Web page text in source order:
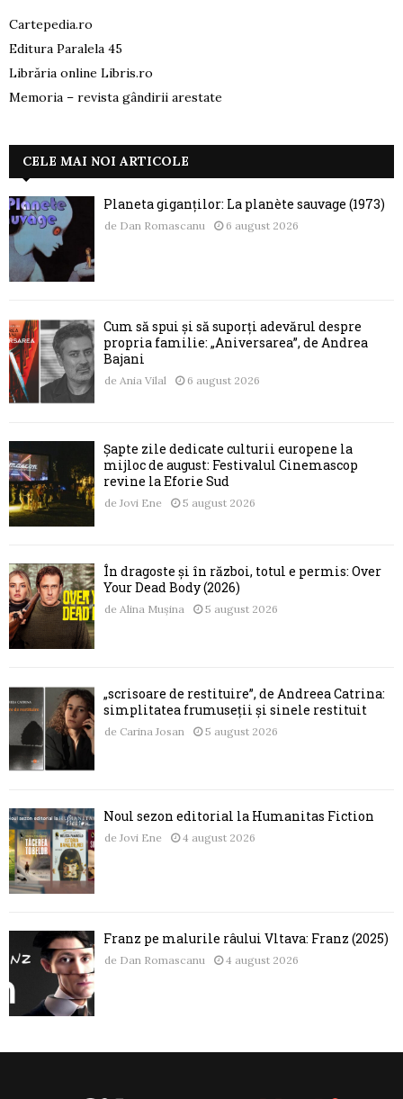
Cartepedia.ro
Editura Paralela 45
Librăria online Libris.ro
Memoria – revista gândirii arestate
CELE MAI NOI ARTICOLE
Planeta giganților: La planète sauvage (1973)
de Dan Romascanu 6 august 2026
Cum să spui și să suporți adevărul despre
propria familie: „Aniversarea”, de Andrea
Bajani
de Ania Vilal 6 august 2026
Șapte zile dedicate culturii europene la
mijloc de august: Festivalul Cinemascop
revine la Eforie Sud
de Jovi Ene 5 august 2026
În dragoste și în război, totul e permis: Over
Your Dead Body (2026)
de Alina Mușina 5 august 2026
„scrisoare de restituire”, de Andreea Catrina:
simplitatea frumuseții și sinele restituit
de Carina Josan 5 august 2026
Noul sezon editorial la Humanitas Fiction
de Jovi Ene 4 august 2026
Franz pe malurile râului Vltava: Franz (2025)
de Dan Romascanu 4 august 2026